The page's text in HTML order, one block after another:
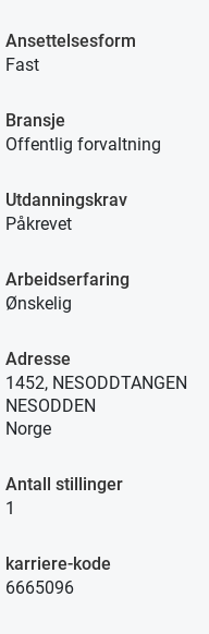
Ansettelsesform
Fast
Bransje
Offentlig forvaltning
Utdanningskrav
Påkrevet
Arbeidserfaring
Ønskelig
Adresse
1452, NESODDTANGEN
NESODDEN
Norge
Antall stillinger
1
karriere-kode
6665096